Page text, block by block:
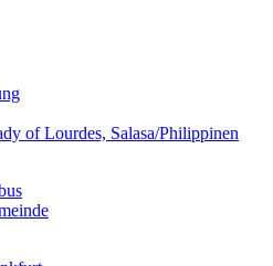
of Lourdes, Salasa/Philippinen